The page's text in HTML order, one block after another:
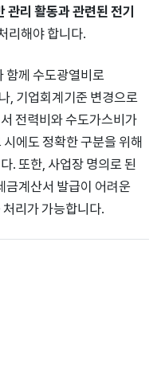
관리 활동과 관련된 전기
리해야 합니다.
함께 수도광열비로
, 기업회계기준 변경으로
전력비와 수도가스비가
에도 정확한 구분을 위해
. 또한, 사업장 명의로 된
금계산서 발급이 어려운
리가 가능합니다.